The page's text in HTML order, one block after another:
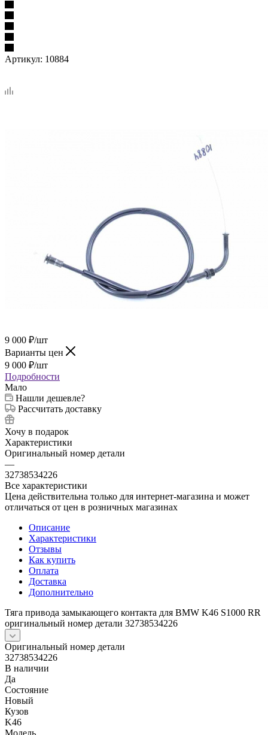
Артикул: 10884
9 000 ₽/шт
Варианты цен
9 000 ₽/шт
Подробности
Мало
Нашли дешевле?
Рассчитать доставку
Хочу в подарок
Характеристики
Оригинальный номер детали
—
32738534226
Все характеристики
Цена действительна только для интернет-магазина и может
отличаться от цен в розничных магазинах
Описание
Характеристики
Отзывы
Как купить
Оплата
Доставка
Дополнительно
Тяга привода замыкающего контакта для BMW K46 S1000 RR
оригинальный номер детали 32738534226
Оригинальный номер детали
32738534226
В наличии
Да
Состояние
Новый
Кузов
K46
Модель